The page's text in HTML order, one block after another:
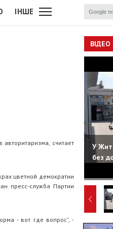
ІНШЕ
считает
цветной демократии
пресс-служба Партии
- вот где вопрос", -
ВІДЕО
У
без